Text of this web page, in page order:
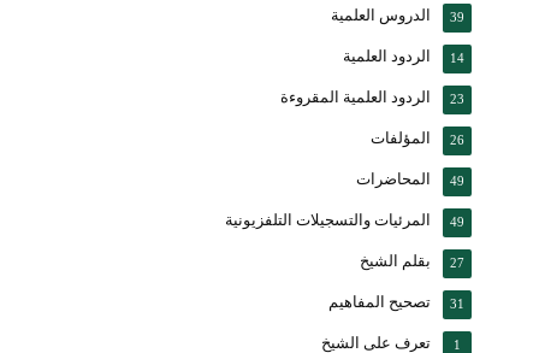
الدروس العلمية 39
الردود العلمية 14
الردود العلمية المقروءة 23
المؤلفات 26
المحاضرات 49
المرئيات والتسجيلات التلفزيونية 49
بقلم الشيخ 27
تصحيح المفاهيم 31
تعرف على الشيخ 1